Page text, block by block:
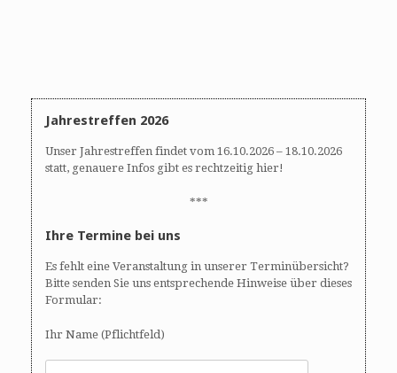
Jahrestreffen 2026
Unser Jahrestreffen findet vom 16.10.2026 – 18.10.2026
statt, genauere Infos gibt es rechtzeitig hier!
***
Ihre Termine bei uns
Es fehlt eine Veranstaltung in unserer Terminübersicht?
Bitte senden Sie uns entsprechende Hinweise über dieses
Formular:
Ihr Name (Pflichtfeld)